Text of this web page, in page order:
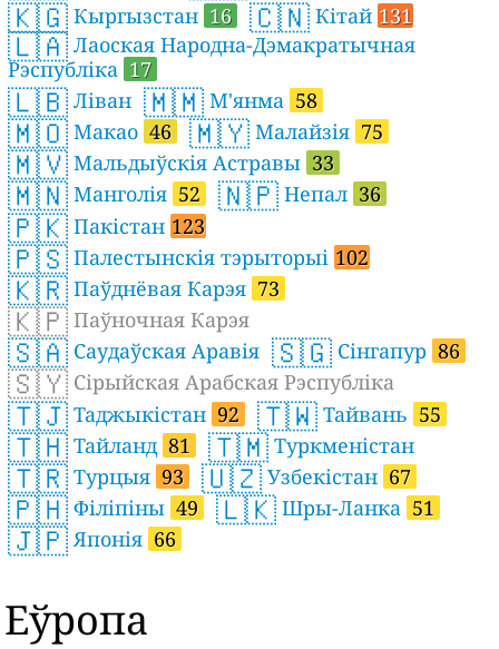
🇰🇬 Кыргызстан 16 🇨🇳 Кітай 131
🇱🇦 Лаоская Народна-Дэмакратычная
Рэспубліка 17
🇱🇧 Ліван 🇲🇲 М'янма 58
🇲🇴 Макао 46 🇲🇾 Малайзія 75
🇲🇻 Мальдыўскія Астравы 33
🇲🇳 Манголія 52 🇳🇵 Непал 36
🇵🇰 Пакістан 123
🇵🇸 Палестынскія тэрыторыі 102
🇰🇷 Паўднёвая Карэя 73
🇰🇵 Паўночная Карэя
🇸🇦 Саудаўская Аравія 🇸🇬 Сінгапур 86
🇸🇾 Сірыйская Арабская Рэспубліка
🇹🇯 Таджыкістан 92 🇹🇼 Тайвань 55
🇹🇭 Тайланд 81 🇹🇲 Туркменістан
🇹🇷 Турцыя 93 🇺🇿 Узбекістан 67
🇵🇭 Філіпіны 49 🇱🇰 Шры-Ланка 51
🇯🇵Японія 66
Еўропа